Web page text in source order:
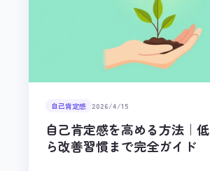
自己肯定感 2026/4/15
自己肯定感を高める方法｜
ら改善習慣まで完全ガイド